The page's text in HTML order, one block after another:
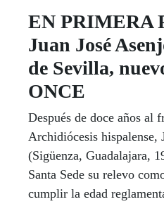
EN PRIMERA
Juan José
de Sevilla,
ONCE
Después de doce años al
Archidiócesis hispalense,
(Sigüenza, Guadalajara,
Santa Sede su relevo
cumplir la edad